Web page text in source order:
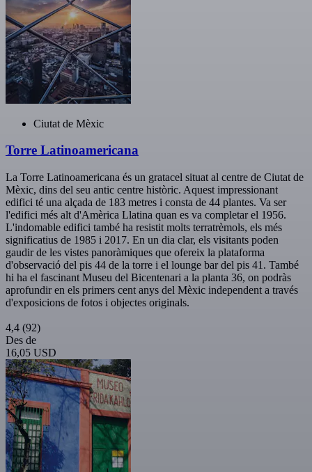
Ciutat de Mèxic
Torre Latinoamericana
La Torre Latinoamericana és un gratacel situat al centre de Ciutat de
Mèxic, dins del seu antic centre històric. Aquest impressionant
edifici té una alçada de 183 metres i consta de 44 plantes. Va ser
l'edifici més alt d'Amèrica Llatina quan es va completar el 1956.
L'indomable edifici també ha resistit molts terratrèmols, els més
significatius de 1985 i 2017. En un dia clar, els visitants poden
gaudir de les vistes panoràmiques que ofereix la plataforma
d'observació del pis 44 de la torre i el lounge bar del pis 41. També
hi ha el fascinant Museu del Bicentenari a la planta 36, on podràs
aprofundir en els primers cent anys del Mèxic independent a través
d'exposicions de fotos i objectes originals.
4,4 (92)
Des de
16,05 USD